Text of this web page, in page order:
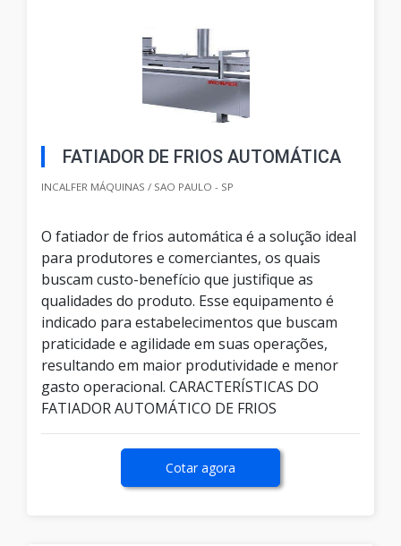
FATIADOR DE FRIOS AUTOMÁTICA
INCALFER MÁQUINAS / SAO PAULO - SP
O fatiador de frios automática é a solução ideal
para produtores e comerciantes, os quais
buscam custo-benefício que justifique as
qualidades do produto. Esse equipamento é
indicado para estabelecimentos que buscam
praticidade e agilidade em suas operações,
resultando em maior produtividade e menor
gasto operacional. CARACTERÍSTICAS DO
FATIADOR AUTOMÁTICO DE FRIOS
Cotar agora